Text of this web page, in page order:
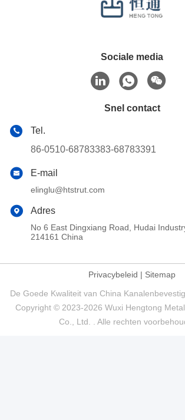
Sociale media
Snel contact
Tel.
86-0510-68783383-68783391
E-mail
elinglu@htstrut.com
Adres
No 6 East Dingxiang Road, Hudai
214161 China
Privacybeleid | Sitemap
De Goede Kwaliteit van China
Copyright © 2023-2026 Wuxi Hengtong
Co., Ltd. . Alle rechten